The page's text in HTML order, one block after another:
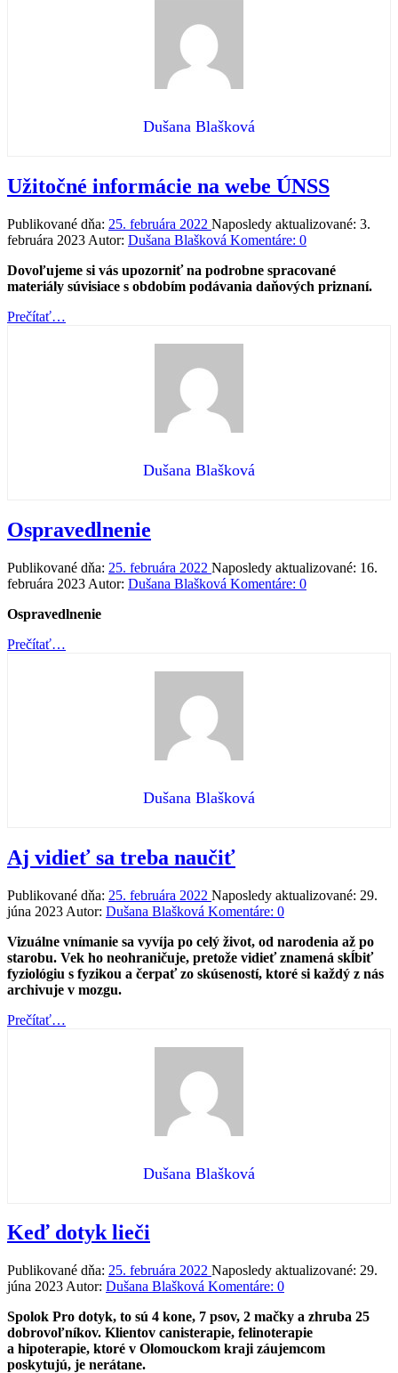
Dušana Blašková
Užitočné informácie na webe ÚNSS
Publikované dňa: 25. februára 2022 Naposledy aktualizované: 3.
februára 2023 Autor: Dušana Blašková Komentáre: 0
Dovoľujeme si vás upozorniť na podrobne spracované
materiály súvisiace s obdobím podávania daňových priznaní.
Prečítať“Užitočné
…
Dušana Blašková
Ospravedlnenie
Publikované dňa: 25. februára 2022 Naposledy aktualizované: 16.
februára 2023 Autor: Dušana Blašková Komentáre: 0
Ospravedlnenie
Prečítať“Ospravedlnenie”
…
Dušana Blašková
Aj vidieť sa treba naučiť
Publikované dňa: 25. februára 2022 Naposledy aktualizované: 29.
júna 2023 Autor: Dušana Blašková Komentáre: 0
Vizuálne vnímanie sa vyvíja po celý život, od narodenia až po
starobu. Vek ho neohraničuje, pretože vidieť znamená skĺbiť
fyziológiu s fyzikou a čerpať zo skúseností, ktoré si každý z nás
archivuje v mozgu.
Prečítať“Aj
…
Dušana Blašková
Keď dotyk lieči
Publikované dňa: 25. februára 2022 Naposledy aktualizované: 29.
júna 2023 Autor: Dušana Blašková Komentáre: 0
Spolok Pro dotyk, to sú 4 kone, 7 psov, 2 mačky a zhruba 25
dobrovoľníkov. Klientov canisterapie, felinoterapie
a hipoterapie, ktoré v Olomouckom kraji záujemcom
poskytujú, je nerátane.